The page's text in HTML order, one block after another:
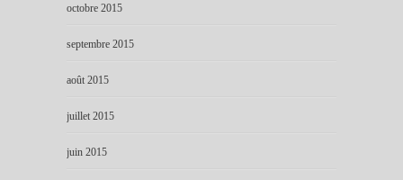
octobre 2015
septembre 2015
août 2015
juillet 2015
juin 2015